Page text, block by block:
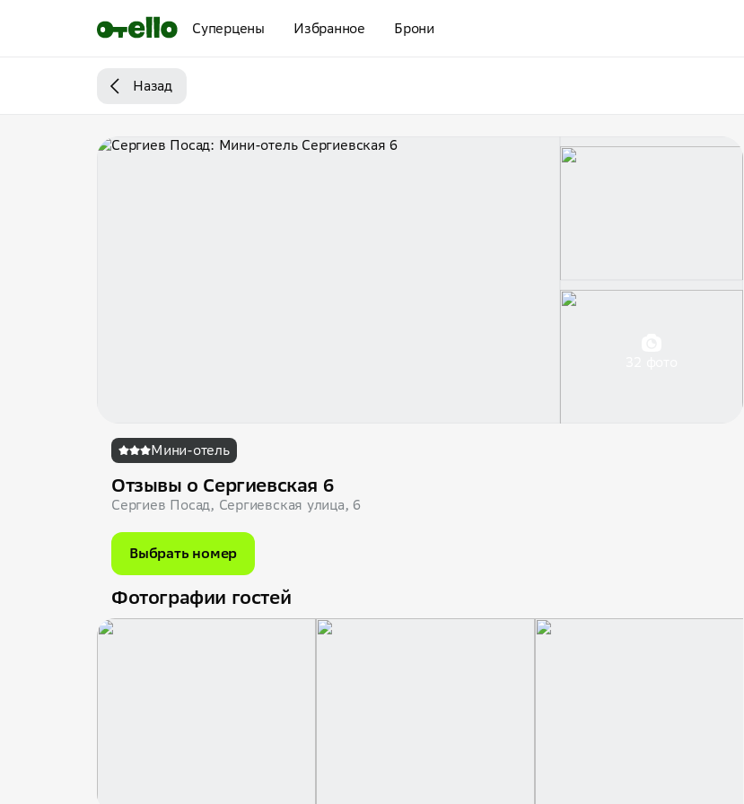
Суперцены Избранное Брони
Назад
Мини-отель
Отзывы о Сергиевская 6
Сергиев Посад, Сергиевская улица, 6
Выбрать номер
Фотографии гостей